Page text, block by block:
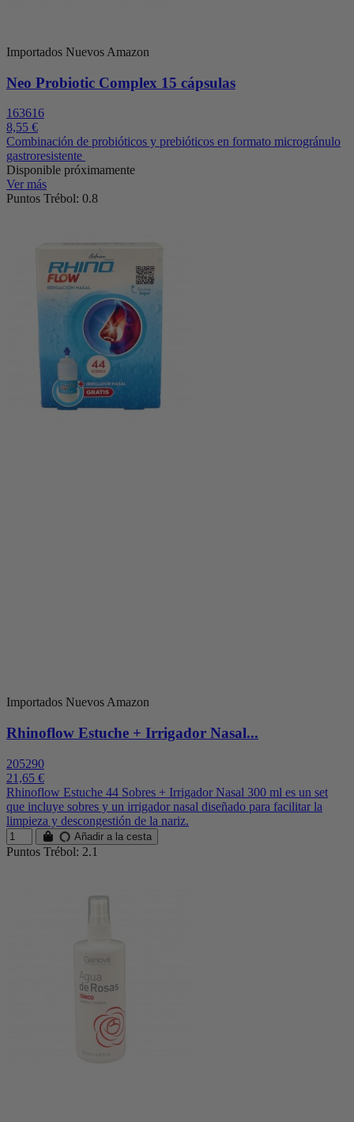
Importados Nuevos Amazon
Neo Probiotic Complex 15 cápsulas
163616
8,55 €
Combinación de probióticos y prebióticos en formato microgránulo
gastroresistente
Disponible próximamente
Ver más
Puntos Trébol: 0.8
Importados Nuevos Amazon
Rhinoflow Estuche + Irrigador Nasal...
205290
21,65 €
Rhinoflow Estuche 44 Sobres + Irrigador Nasal 300 ml es un set
que incluye sobres y un irrigador nasal diseñado para facilitar la
limpieza y descongestión de la nariz.
Añadir a la cesta
Puntos Trébol: 2.1